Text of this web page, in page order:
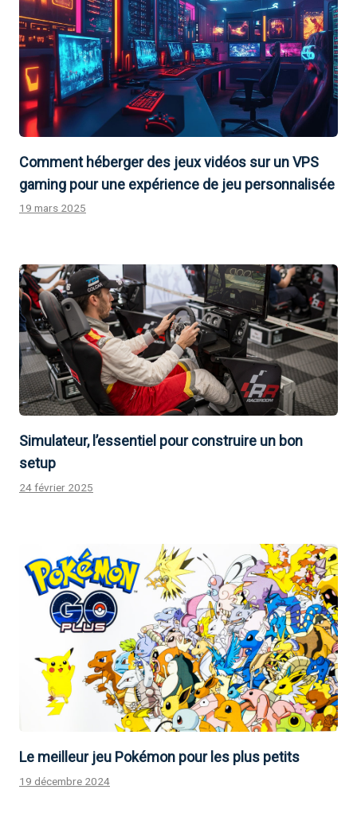
Comment héberger des jeux vidéos sur un VPS
gaming pour une expérience de jeu personnalisée
19 mars 2025
Simulateur, l’essentiel pour construire un bon
setup
24 février 2025
Le meilleur jeu Pokémon pour les plus petits
19 décembre 2024